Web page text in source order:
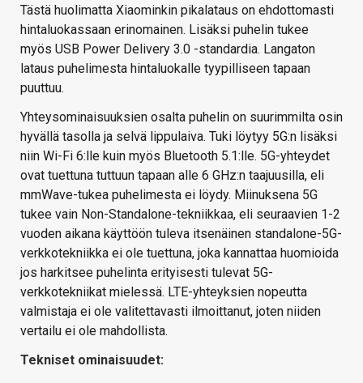
Tästä huolimatta Xiaominkin pikalataus on ehdottomasti
hintaluokassaan erinomainen. Lisäksi puhelin tukee
myös USB Power Delivery 3.0 -standardia. Langaton
lataus puhelimesta hintaluokalle tyypilliseen tapaan
puuttuu.
Yhteysominaisuuksien osalta puhelin on suurimmilta osin
hyvällä tasolla ja selvä lippulaiva. Tuki löytyy 5G:n lisäksi
niin Wi-Fi 6:lle kuin myös Bluetooth 5.1:lle. 5G-yhteydet
ovat tuettuna tuttuun tapaan alle 6 GHz:n taajuusilla, eli
mmWave-tukea puhelimesta ei löydy. Miinuksena 5G
tukee vain Non-Standalone-tekniikkaa, eli seuraavien 1-2
vuoden aikana käyttöön tuleva itsenäinen standalone-5G-
verkkotekniikka ei ole tuettuna, joka kannattaa huomioida
jos harkitsee puhelinta erityisesti tulevat 5G-
verkkotekniikat mielessä. LTE-yhteyksien nopeutta
valmistaja ei ole valitettavasti ilmoittanut, joten niiden
vertailu ei ole mahdollista.
Tekniset ominaisuudet: